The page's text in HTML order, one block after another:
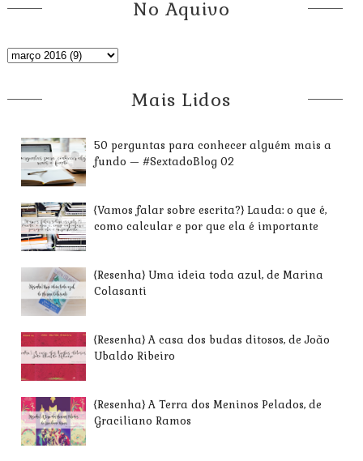
No Aquivo
Mais Lidos
50 perguntas para conhecer alguém mais a
fundo — #SextadoBlog 02
{Vamos falar sobre escrita?} Lauda: o que é,
como calcular e por que ela é importante
{Resenha} Uma ideia toda azul, de Marina
Colasanti
{Resenha} A casa dos budas ditosos, de João
Ubaldo Ribeiro
{Resenha} A Terra dos Meninos Pelados, de
Graciliano Ramos